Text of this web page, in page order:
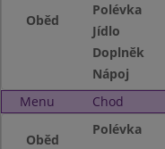
Oběd
Polévka
Jídlo
Doplněk
Nápoj
Menu
Chod
Oběd
Polévka